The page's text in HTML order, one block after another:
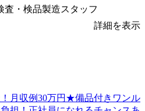
査・検品製造スタッフ
詳細を表示